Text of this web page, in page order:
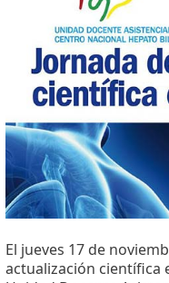
El jueves 17 de
actualización científica